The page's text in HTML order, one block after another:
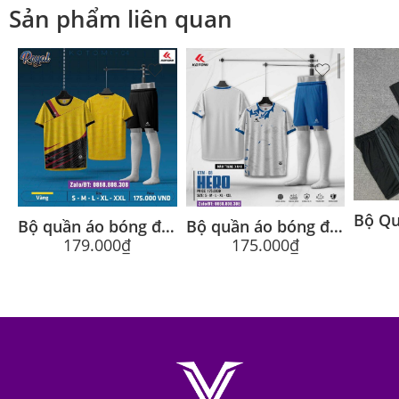
Sản phẩm liên quan
Bộ quần áo bóng đá Royal Kotomi chính hãng cổ tròn nhiều màu
179.000₫
Bộ quần áo bóng đá Hero Kotomi 08 chính hãng cổ tròn nhiều màu
175.000₫